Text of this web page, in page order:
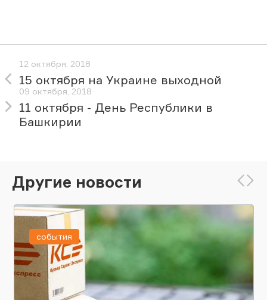
12 октября, 2018
15 октября на Украине выходной
09 октября, 2018
11 октября - День Республики в
Башкирии
Другие новости
события